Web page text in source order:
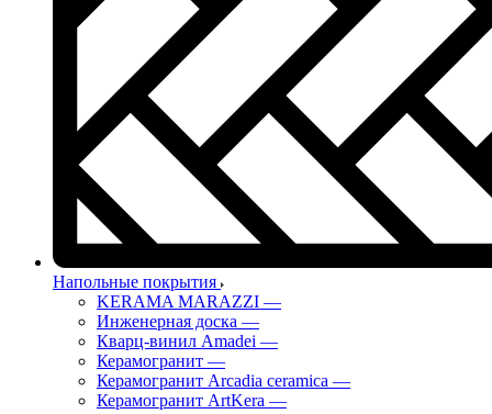
Напольные покрытия
KERAMA MARAZZI —
Инженерная доска —
Кварц-винил Amadei —
Керамогранит —
Керамогранит Arcadia ceramica —
Керамогранит ArtKera —